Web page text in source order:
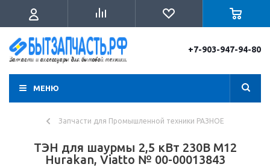
+7-903-947-94-80
МЕНЮ
Запчасти для Промышленной техники РАЗНОЕ
ТЭН для шаурмы 2,5 кВт 230В М12
Hurakan, Viatto № 00-00013843